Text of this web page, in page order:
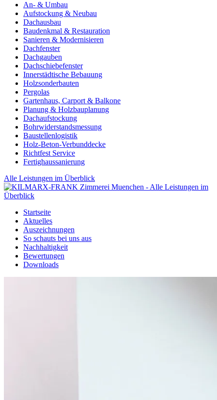
An- & Umbau
Aufstockung & Neubau
Dachausbau
Baudenkmal & Restauration
Sanieren & Modernisieren
Dachfenster
Dachgauben
Dachschiebefenster
Innerstädtische Bebauung
Holzsonderbauten
Pergolas
Gartenhaus, Carport & Balkone
Planung & Holzbauplanung
Dachaufstockung
Bohrwiderstandsmessung
Baustellenlogistik
Holz-Beton-Verbunddecke
Richtfest Service
Fertighaussanierung
Alle Leistungen im Überblick
Startseite
Aktuelles
Auszeichnungen
So schauts bei uns aus
Nachhaltigkeit
Bewertungen
Downloads